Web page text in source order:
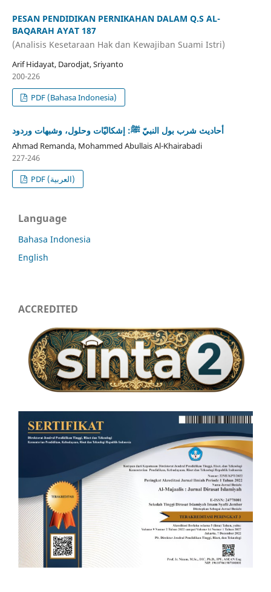
PESAN PENDIDIKAN PERNIKAHAN DALAM Q.S AL-
BAQARAH AYAT 187
(Analisis Kesetaraan Hak dan Kewajiban Suami Istri)
Arif Hidayat, Darodjat, Sriyanto
200-226
PDF (Bahasa Indonesia)
أحاديث شرب بول النبيّ ﷺ: إشكاليّات وحلول، وشبهات وردود
Ahmad Remanda, Mohammed Abullais Al-Khairabadi
227-246
PDF (العربية)
Language
Bahasa Indonesia
English
ACCREDITED